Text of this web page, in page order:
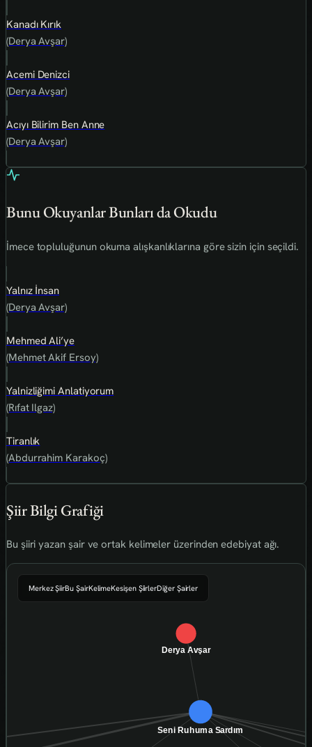
Kanadı Kırık
(Derya Avşar)
Acemi Denizci
(Derya Avşar)
Acıyı Bilirim Ben Anne
(Derya Avşar)
Bunu Okuyanlar Bunları da Okudu
İmece topluluğunun okuma alışkanlıklarına göre sizin için seçildi.
Yalnız İnsan
(Derya Avşar)
Mehmed Ali’ye
(Mehmet Akif Ersoy)
Yalnizliğimi Anlatiyorum
(Rıfat Ilgaz)
Tiranlık
(Abdurrahim Karakoç)
Şiir Bilgi Grafiği
Bu şiiri yazan şair ve ortak kelimeler üzerinden edebiyat ağı.
Merkez ŞiirBu ŞairKelimeKesişen ŞiirlerDiğer Şairler